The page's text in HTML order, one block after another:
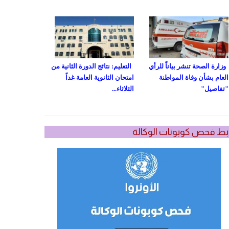
التعليم: نتائج الدورة الثانية من
امتحان الثانوية العامة غداً
الثلاثاء...
وزارة الصحة تنشر بياناً للرأي
العام بشأن وفاة المواطنة
"تفاصيل"
فحص كوبونات الوكالة